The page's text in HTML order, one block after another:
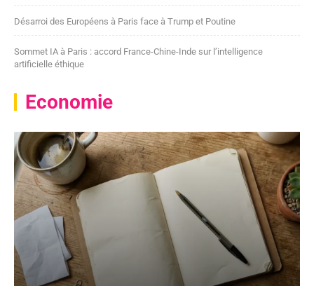
Désarroi des Européens à Paris face à Trump et Poutine
Sommet IA à Paris : accord France-Chine-Inde sur l’intelligence
artificielle éthique
Economie